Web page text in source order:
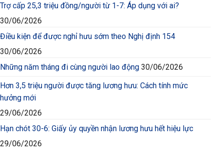
Trợ cấp 25,3 triệu đồng/người từ 1-7: Áp dụng với ai?
30/06/2026
Điều kiện để được nghỉ hưu sớm theo Nghị định 154
30/06/2026
Những năm tháng đi cùng người lao động 30/06/2026
Hơn 3,5 triệu người được tăng lương hưu: Cách tính mức
hưởng mới
29/06/2026
Hạn chót 30-6: Giấy ủy quyền nhận lương hưu hết hiệu lực
29/06/2026